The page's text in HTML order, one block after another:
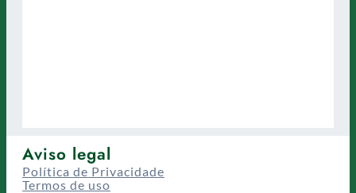
Aviso legal
Política de Privacidade
Termos de uso